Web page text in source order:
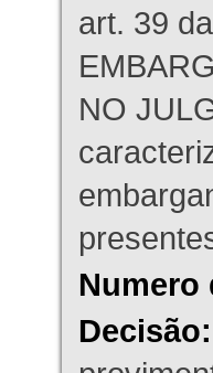
art. 39
NO
Numero
Decisão: